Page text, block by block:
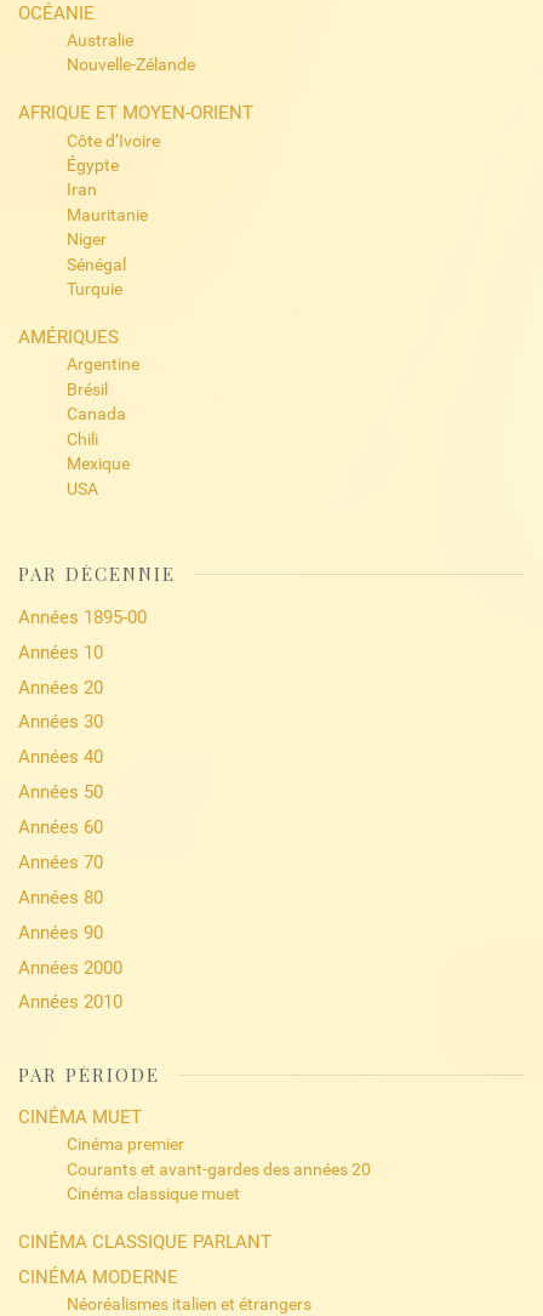
OCÉANIE
Australie
Nouvelle-Zélande
AFRIQUE ET MOYEN-ORIENT
Côte d’Ivoire
Égypte
Iran
Mauritanie
Niger
Sénégal
Turquie
AMÉRIQUES
Argentine
Brésil
Canada
Chili
Mexique
USA
PAR DÉCENNIE
Années 1895-00
Années 10
Années 20
Années 30
Années 40
Années 50
Années 60
Années 70
Années 80
Années 90
Années 2000
Années 2010
PAR PÉRIODE
CINÉMA MUET
Cinéma premier
Courants et avant-gardes des années 20
Cinéma classique muet
CINÉMA CLASSIQUE PARLANT
CINÉMA MODERNE
Néoréalismes italien et étrangers